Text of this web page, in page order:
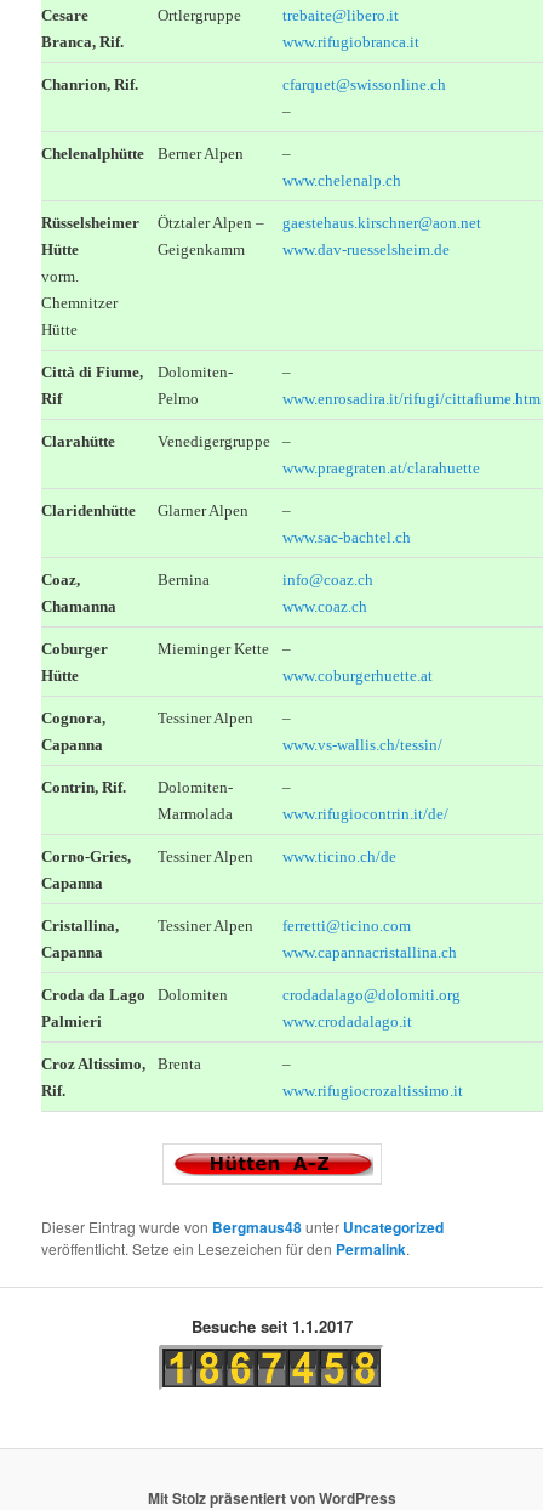
Cesare
Branca, Rif.
Ortlergruppe
trebaite@libero.it
www.rifugiobranca.it
Chanrion, Rif.
cfarquet@swissonline.ch
–
Chelenalphütte Berner Alpen
–
www.chelenalp.ch
Rüsselsheimer
Hütte
vorm.
Chemnitzer
Hütte
Ötztaler Alpen –
Geigenkamm
gaestehaus.kirschner@aon.net
www.dav-ruesselsheim.de
Città di Fiume,
Rif
Dolomiten-
Pelmo
–
www.enrosadira.it/rifugi/cittafiume.htm
Clarahütte Venedigergruppe
–
www.praegraten.at/clarahuette
Claridenhütte Glarner Alpen
–
www.sac-bachtel.ch
Coaz,
Chamanna
Bernina
info@coaz.ch
www.coaz.ch
Coburger
Hütte
Mieminger Kette
–
www.coburgerhuette.at
Cognora,
Capanna
Tessiner Alpen
–
www.vs-wallis.ch/tessin/
Contrin, Rif.
Dolomiten-
Marmolada
–
www.rifugiocontrin.it/de/
Corno-Gries,
Capanna
Tessiner Alpen www.ticino.ch/de
Cristallina,
Capanna
Tessiner Alpen
ferretti@ticino.com
www.capannacristallina.ch
Croda da Lago
Palmieri
Dolomiten
crodadalago@dolomiti.org
www.crodadalago.it
Croz Altissimo,
Rif.
Brenta
–
www.rifugiocrozaltissimo.it
Dieser Eintrag wurde von Bergmaus48unter Uncategorized
veröffentlicht. Setze ein Lesezeichen für den Permalink.
Besuche seit 1.1.2017
Mit Stolz präsentiert von WordPress